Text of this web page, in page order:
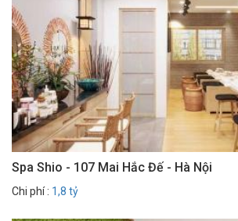
Spa Shio - 107 Mai Hắc Đế - Hà Nội
Chi phí : 1,8 tỷ